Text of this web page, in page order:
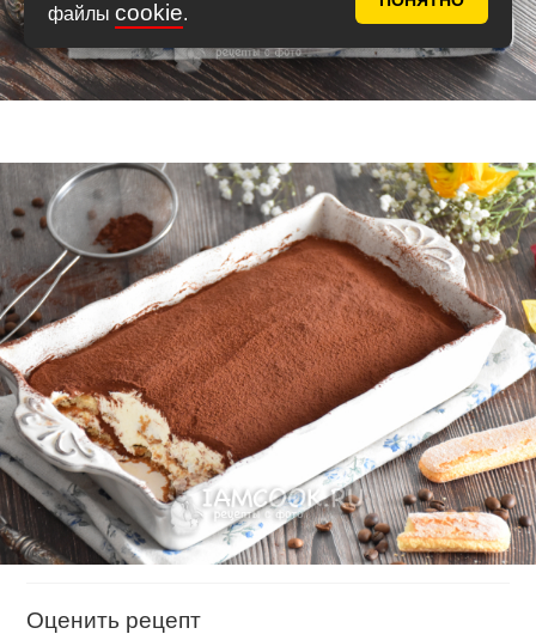
файлы cookie.
Оценить рецепт